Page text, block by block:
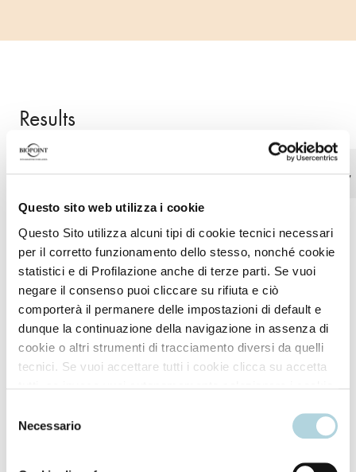
Questo sito web utilizza i cookie
Questo Sito utilizza alcuni tipi di cookie tecnici necessari
per il corretto funzionamento dello stesso, nonché cookie
statistici e di Profilazione anche di terze parti. Se vuoi
negare il consenso puoi cliccare su rifiuta e ciò
comporterà il permanere delle impostazioni di default e
dunque la continuazione della navigazione in assenza di
cookie o altri strumenti di tracciamento diversi da quelli
tecnici. Se vuoi accettare tutti i cookie clicca su accetta
più consulta la
delNecessario
Results
Fluid, light and enveloping
Naked skin
How to use
For highly effective protection, apply the product
evenly before sun exposure and reapply frequently,